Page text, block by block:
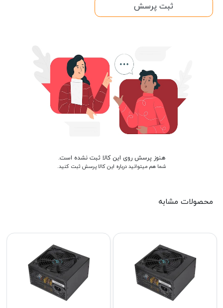
ثبت پرسش
هنوز پرسش روی این کالا ثبت نشده است.
شما هم میتوانید درباره این کالا پرسش ثبت کنید.
محصولات مشابه